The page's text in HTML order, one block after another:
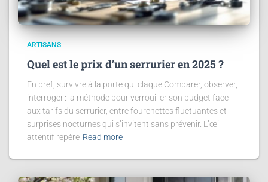
ARTISANS
Quel est le prix d’un serrurier en 2025 ?
En bref, survivre à la porte qui claque Comparer, observer,
interroger : la méthode pour verrouiller son budget face
aux tarifs du serrurier, entre fourchettes fluctuantes et
surprises nocturnes qui s’invitent sans prévenir. L’œil
attentif repère Read more